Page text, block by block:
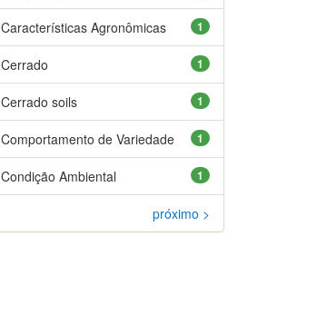
1
Características Agronômicas
1
Cerrado
1
Cerrado soils
1
Comportamento de Variedade
1
Condição Ambiental
próximo >